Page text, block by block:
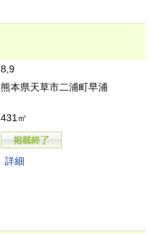
8,9
熊本県天草市二浦町早浦
431㎡
詳細